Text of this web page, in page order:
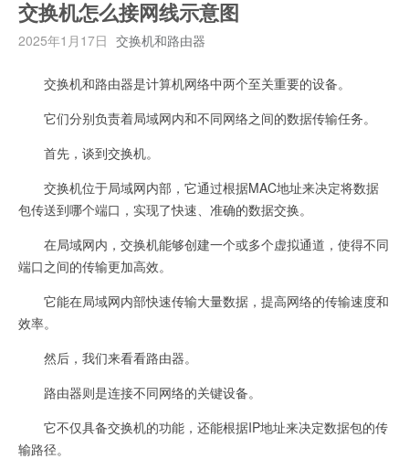
交换机怎么接网线示意图
2025年1月17日 交换机和路由器
交换机和路由器是计算机网络中两个至关重要的设备。
它们分别负责着局域网内和不同网络之间的数据传输任务。
首先，谈到交换机。
交换机位于局域网内部，它通过根据MAC地址来决定将数据
包传送到哪个端口，实现了快速、准确的数据交换。
在局域网内，交换机能够创建一个或多个虚拟通道，使得不同
端口之间的传输更加高效。
它能在局域网内部快速传输大量数据，提高网络的传输速度和
效率。
然后，我们来看看路由器。
路由器则是连接不同网络的关键设备。
它不仅具备交换机的功能，还能根据IP地址来决定数据包的传
输路径。